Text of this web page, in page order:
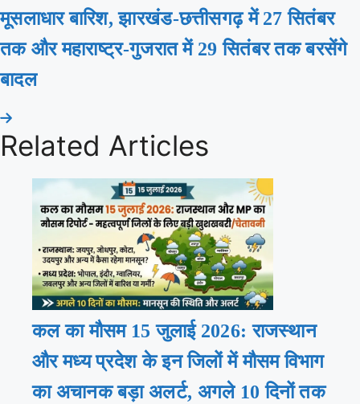
मूसलाधार बारिश, झारखंड-छत्तीसगढ़ में 27 सितंबर
तक और महाराष्ट्र-गुजरात में 29 सितंबर तक बरसेंगे
बादल
Related Articles
कल का मौसम 15 जुलाई 2026: राजस्थान
और मध्य प्रदेश के इन जिलों में मौसम विभाग
का अचानक बड़ा अलर्ट, अगले 10 दिनों तक